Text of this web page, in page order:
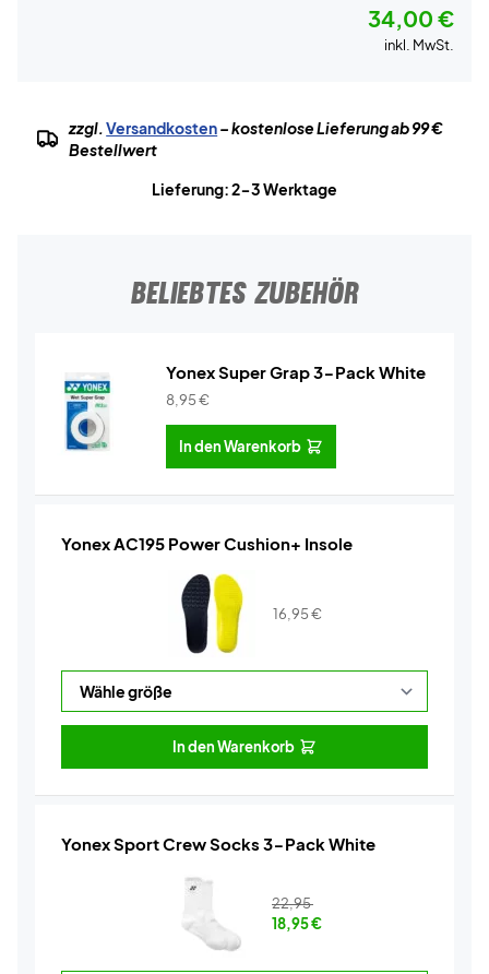
34,00 €
inkl. MwSt.
zzgl.Versandkosten– kostenlose Lieferung ab 99 €
Bestellwert
Lieferung: 2-3 Werktage
BELIEBTES ZUBEHÖR
Yonex Super Grap 3-Pack White
8,95€
In den Warenkorb
Yonex AC195 Power Cushion+ Insole
16,95€
In den Warenkorb
Yonex Sport Crew Socks 3-Pack White
22,95
18,95€